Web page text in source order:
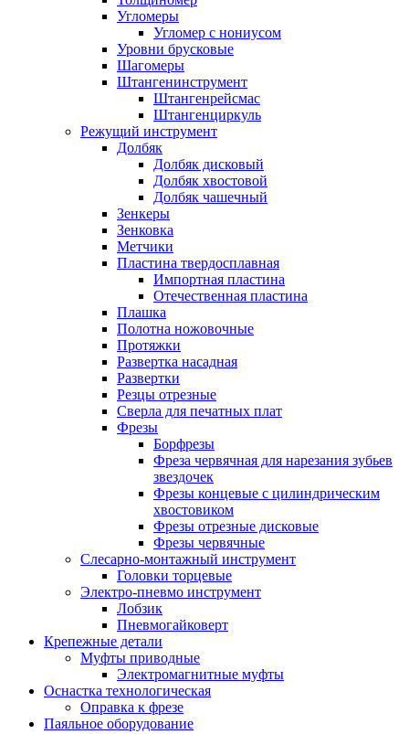
Угломеры
Угломер с нониусом
Уровни брусковые
Шагомеры
Штангенинструмент
Штангенрейсмас
Штангенциркуль
Режущий инструмент
Долбяк
Долбяк дисковый
Долбяк хвостовой
Долбяк чашечный
Зенкеры
Зенковка
Метчики
Пластина твердосплавная
Импортная пластина
Отечественная пластина
Плашка
Полотна ножовочные
Протяжки
Развертка насадная
Развертки
Резцы отрезные
Сверла для печатных плат
Фрезы
Борфрезы
Фреза червячная для нарезания зубьев
звездочек
Фрезы концевые с цилиндрическим
хвостовиком
Фрезы отрезные дисковые
Фрезы червячные
Слесарно-монтажный инструмент
Головки торцевые
Электро-пневмо инструмент
Лобзик
Пневмогайковерт
Крепежные детали
Муфты приводные
Электромагнитные муфты
Оснастка технологическая
Оправка к фрезе
Паяльное оборудование